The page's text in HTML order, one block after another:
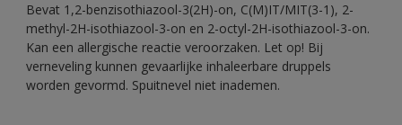
Bevat 1,2-benzisothiazool-3(2H)-on, C(M)IT/MIT(3-1), 2-
methyl-2H-isothiazool-3-on en 2-octyl-2H-isothiazool-3-on.
Kan een allergische reactie veroorzaken. Let op! Bij
verneveling kunnen gevaarlijke inhaleerbare druppels
worden gevormd. Spuitnevel niet inademen.